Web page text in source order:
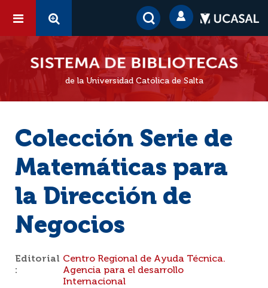
de la Universidad Católica de Salta
Colección Serie de
Matemáticas para
la Dirección de
Negocios
Editorial
:
Centro Regional de Ayuda Técnica.
Agencia para el desarrollo
Internacional